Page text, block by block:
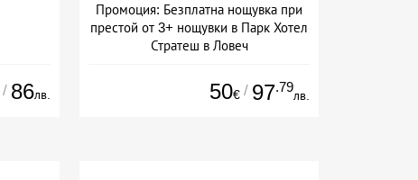
/ 86лв.
Промоция: Безплатна нощувка при
престой от 3+ нощувки в Парк Хотел
Стратеш в Ловеч
50€ / 97.79
лв.